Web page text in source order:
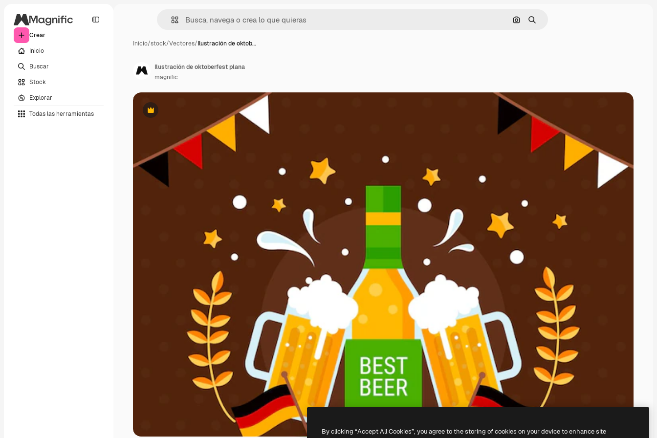
Crear
Inicio
Buscar
Stock
Explorar
Todas las herramientas
Buscar por imagen
Buscar
Inicio/stock/Vectores/Ilustración de oktob…
Premium
Ilustración de oktoberfest plana
magnific
By clicking “Accept All Cookies”, you agree to the storing of cookies on your device to enhance site